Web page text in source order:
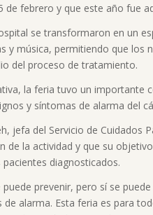
de febrero y que este año fue
se transformaron en un
y música, permitiendo que los
del proceso de tratamiento.
la feria tuvo un importante
y síntomas de alarma del
jefa del Servicio de Cuidados
de la actividad y que su
diagnosticados.
puede prevenir, pero sí se
de alarma. Esta feria es para